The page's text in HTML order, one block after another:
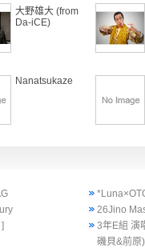
大野雄大 (from
Da-iCE)
Nanatsukaze
26Jino
3年E組 演
磯貝&前原)